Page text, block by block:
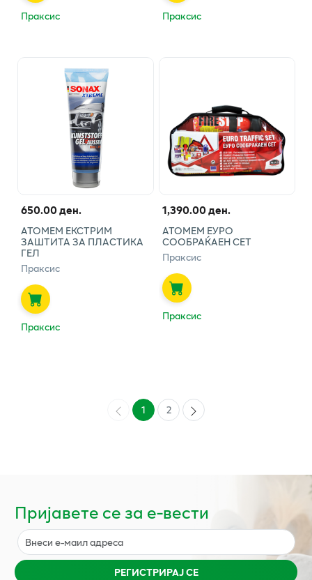
Праксис Праксис
650.00 ден.
АТОМЕМ ЕКСТРИМ
ЗАШТИТА ЗА ПЛАСТИКА
ГЕЛ
Праксис
Праксис
1,390.00 ден.
АТОМЕМ ЕУРО
СООБРАЌАЕН СЕТ
Праксис
Праксис
1 2
Пријавете се за е-вести
РЕГИСТРИРАЈ СЕ